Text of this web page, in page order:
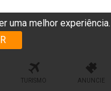
uma melhor experiência.
TURISMO ANUNCIE